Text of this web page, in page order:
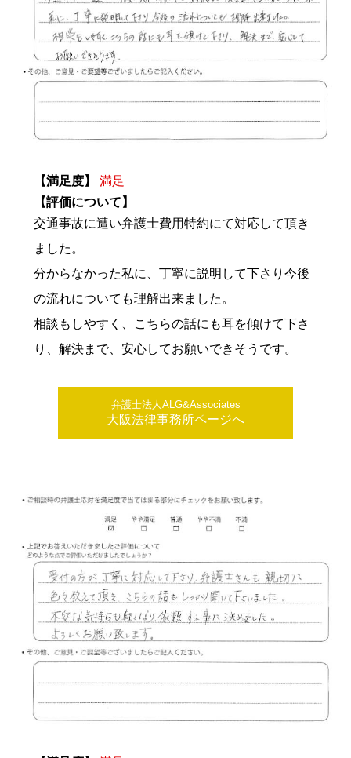
【満足度】
満足
【評価について】
交通事故に遭い弁護士費用特約にて対応して頂き
ました。
分からなかった私に、丁寧に説明して下さり今後
の流れについても理解出来ました。
相談もしやすく、こちらの話にも耳を傾けて下さ
り、解決まで、安心してお願いできそうです。
弁護士法人ALG&Associates
大阪法律事務所ページへ